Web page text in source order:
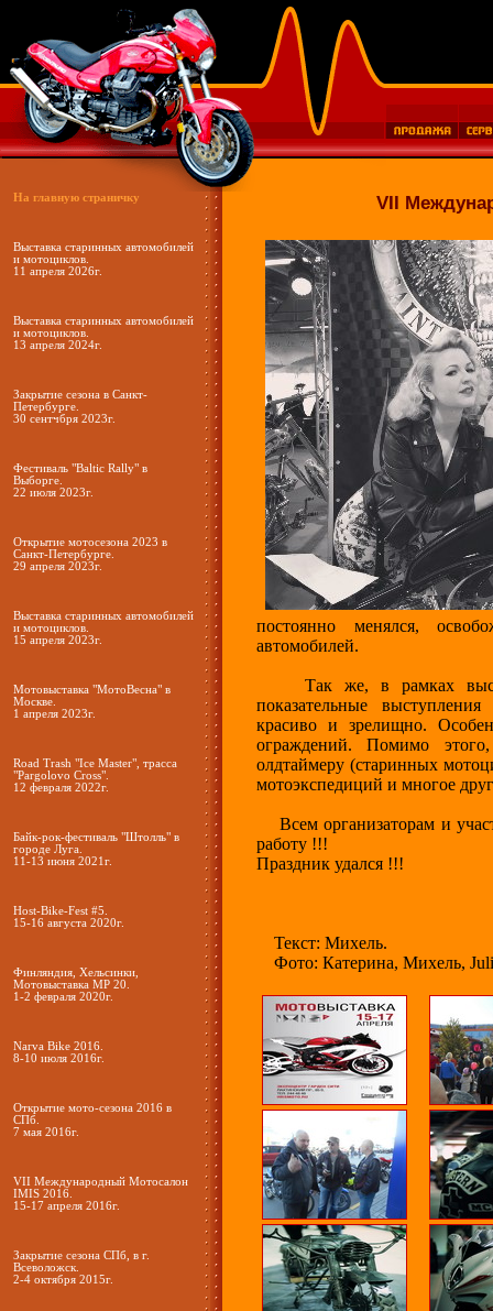
На главную страничку
Выставка старинных автомобилей
и мотоциклов.
11 апреля 2026г.
Выставка старинных автомобилей
и мотоциклов.
13 апреля 2024г.
Закрытие сезона в Санкт-
Петербурге.
30 сентчбря 2023г.
Фестиваль "Baltic Rally" в
Выборге.
22 июля 2023г.
Открытие мотосезона 2023 в
Санкт-Петербурге.
29 апреля 2023г.
Выставка старинных автомобилей
и мотоциклов.
15 апреля 2023г.
Мотовыставка "МотоВесна" в
Москве.
1 апреля 2023г.
Road Trash "Ice Master", трасса
"Pargolovo Cross".
12 февраля 2022г.
Байк-рок-фестиваль "Штолль" в
городе Луга.
11-13 июня 2021г.
Host-Bike-Fest #5.
15-16 августа 2020г.
Финляндия, Хельсинки,
Мотовыставка MP 20.
1-2 февраля 2020г.
Narva Bike 2016.
8-10 июля 2016г.
Открытие мото-сезона 2016 в
СПб.
7 мая 2016г.
VII Международный Мотосалон
IMIS 2016.
15-17 апреля 2016г.
Закрытие сезона СПб, в г.
Всеволожск.
2-4 октября 2015г.
VII
постоянно менялся,
автомобилей.
Так же, в рамках
показательные
красиво и зрелищно.
ограждений. Помимо
олдтаймеру (старинных
мотоэкспедиций и многое
Всем организаторам и
работу !!!
Праздник удался !!!
Текст: Михель.
Фото: Катерина, Михель,